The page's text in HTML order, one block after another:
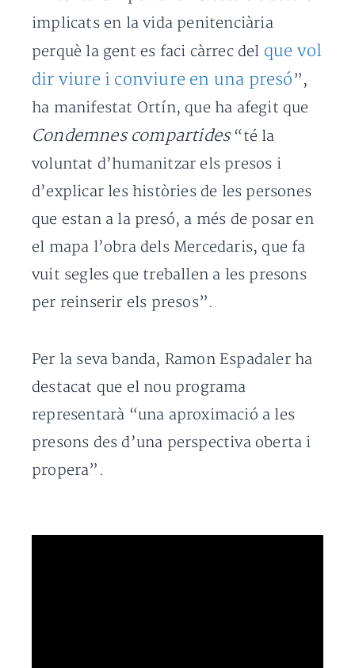
implicats en la vida penitenciària
perquè la gent es faci càrrec del que vol
dir viure i conviure en una presó”,
ha manifestat Ortín, que ha afegit que
Condemnes compartides“té la
voluntat d’humanitzar els presos i
d’explicar les històries de les persones
que estan a la presó, a més de posar en
el mapa l’obra dels Mercedaris, que fa
vuit segles que treballen a les presons
per reinserir els presos”.
Per la seva banda, Ramon Espadaler ha
destacat que el nou programa
representarà “una aproximació a les
presons des d’una perspectiva oberta i
propera”.